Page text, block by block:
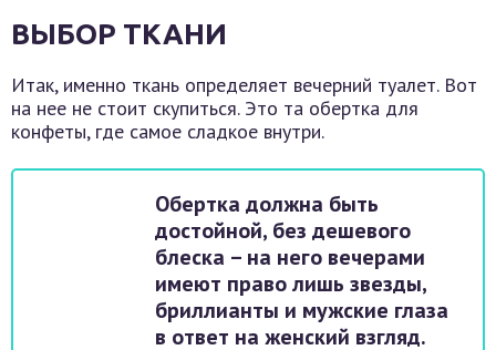
ВЫБОР ТКАНИ
Итак, именно ткань определяет вечерний туалет. Вот
на нее не стоит скупиться. Это та обертка для
конфеты, где самое сладкое внутри.
Обертка должна быть
достойной, без дешевого
блеска – на него вечерами
имеют право лишь звезды,
бриллианты и мужские глаза
в ответ на женский взгляд.